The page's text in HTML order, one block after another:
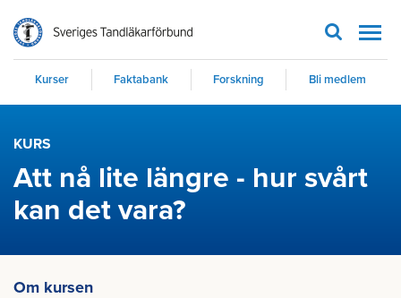
Kurser Faktabank Forskning Bli medlem
KURS
Att nå lite längre - hur svårt
kan det vara?
Om kursen